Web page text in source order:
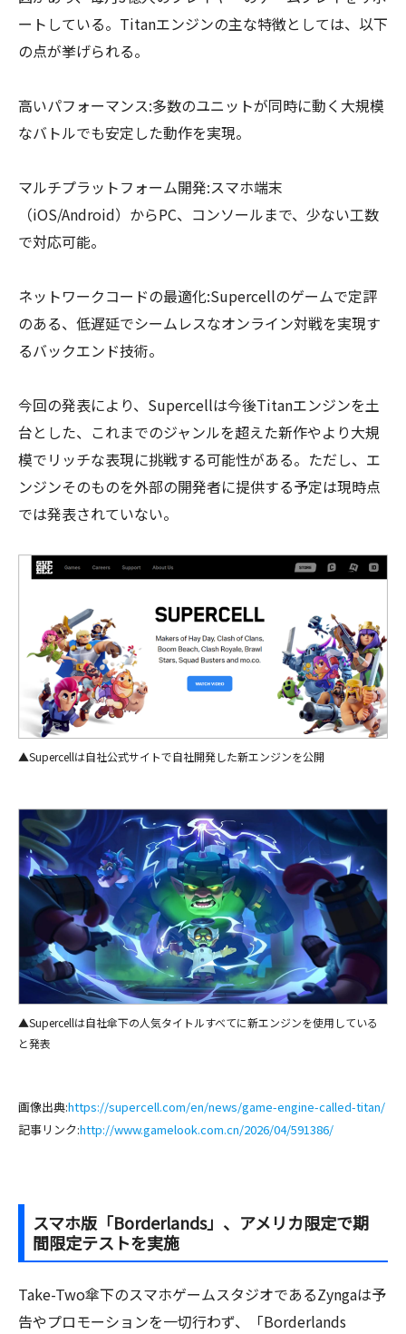
ートしている。Titanエンジンの主な特徴としては、以下
の点が挙げられる。
高いパフォーマンス:多数のユニットが同時に動く大規模
なバトルでも安定した動作を実現。
マルチプラットフォーム開発:スマホ端末
（iOS/Android）からPC、コンソールまで、少ない工数
で対応可能。
ネットワークコードの最適化:Supercellのゲームで定評
のある、低遅延でシームレスなオンライン対戦を実現す
るバックエンド技術。
今回の発表により、Supercellは今後Titanエンジンを土
台とした、これまでのジャンルを超えた新作やより大規
模でリッチな表現に挑戦する可能性がある。ただし、エ
ンジンそのものを外部の開発者に提供する予定は現時点
では発表されていない。
▲Supercellは自社公式サイトで自社開発した新エンジンを公開
▲Supercellは自社傘下の人気タイトルすべてに新エンジンを使用している
と発表
画像出典:https://supercell.com/en/news/game-engine-called-titan/
記事リンク:http://www.gamelook.com.cn/2026/04/591386/
スマホ版「Borderlands」、アメリカ限定で期
間限定テストを実施
Take-Two傘下のスマホゲームスタジオであるZyngaは予
告やプロモーションを一切行わず、「Borderlands